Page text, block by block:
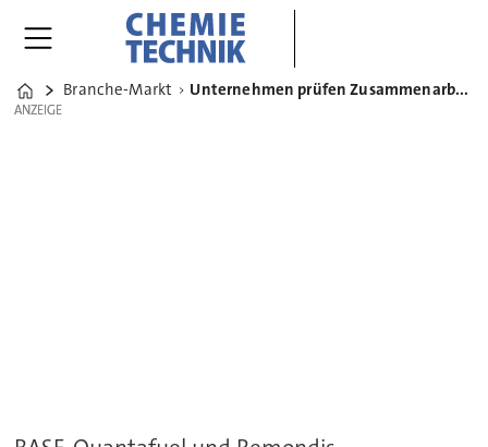
Home
Branche-Markt Unternehmen prüfen Zusammenarbeit bei chemischem Recycling
ANZEIGE
ANZEIGE